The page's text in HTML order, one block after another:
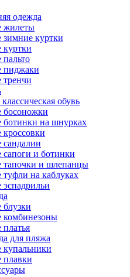
одежда
жилеты
куртки
куртки
пиджаки
тренчи
обувь
босоножки
ботинки на шнурках
и ботинки
тапочки и шлепанцы
на каблуках
комбинезоны
для пляжа
купальники
плавки